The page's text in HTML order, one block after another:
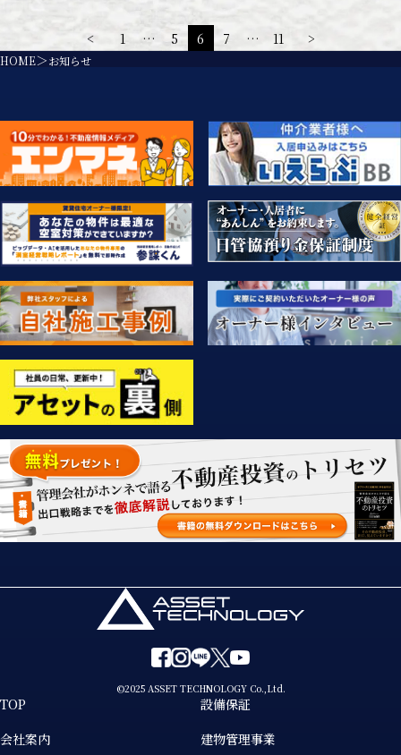
< 1 … 5 6 7 … 11 >
HOME お知らせ
©2025 ASSET TECHNOLOGY Co.,Ltd.
TOP
会社案内
設備保証
建物管理事業